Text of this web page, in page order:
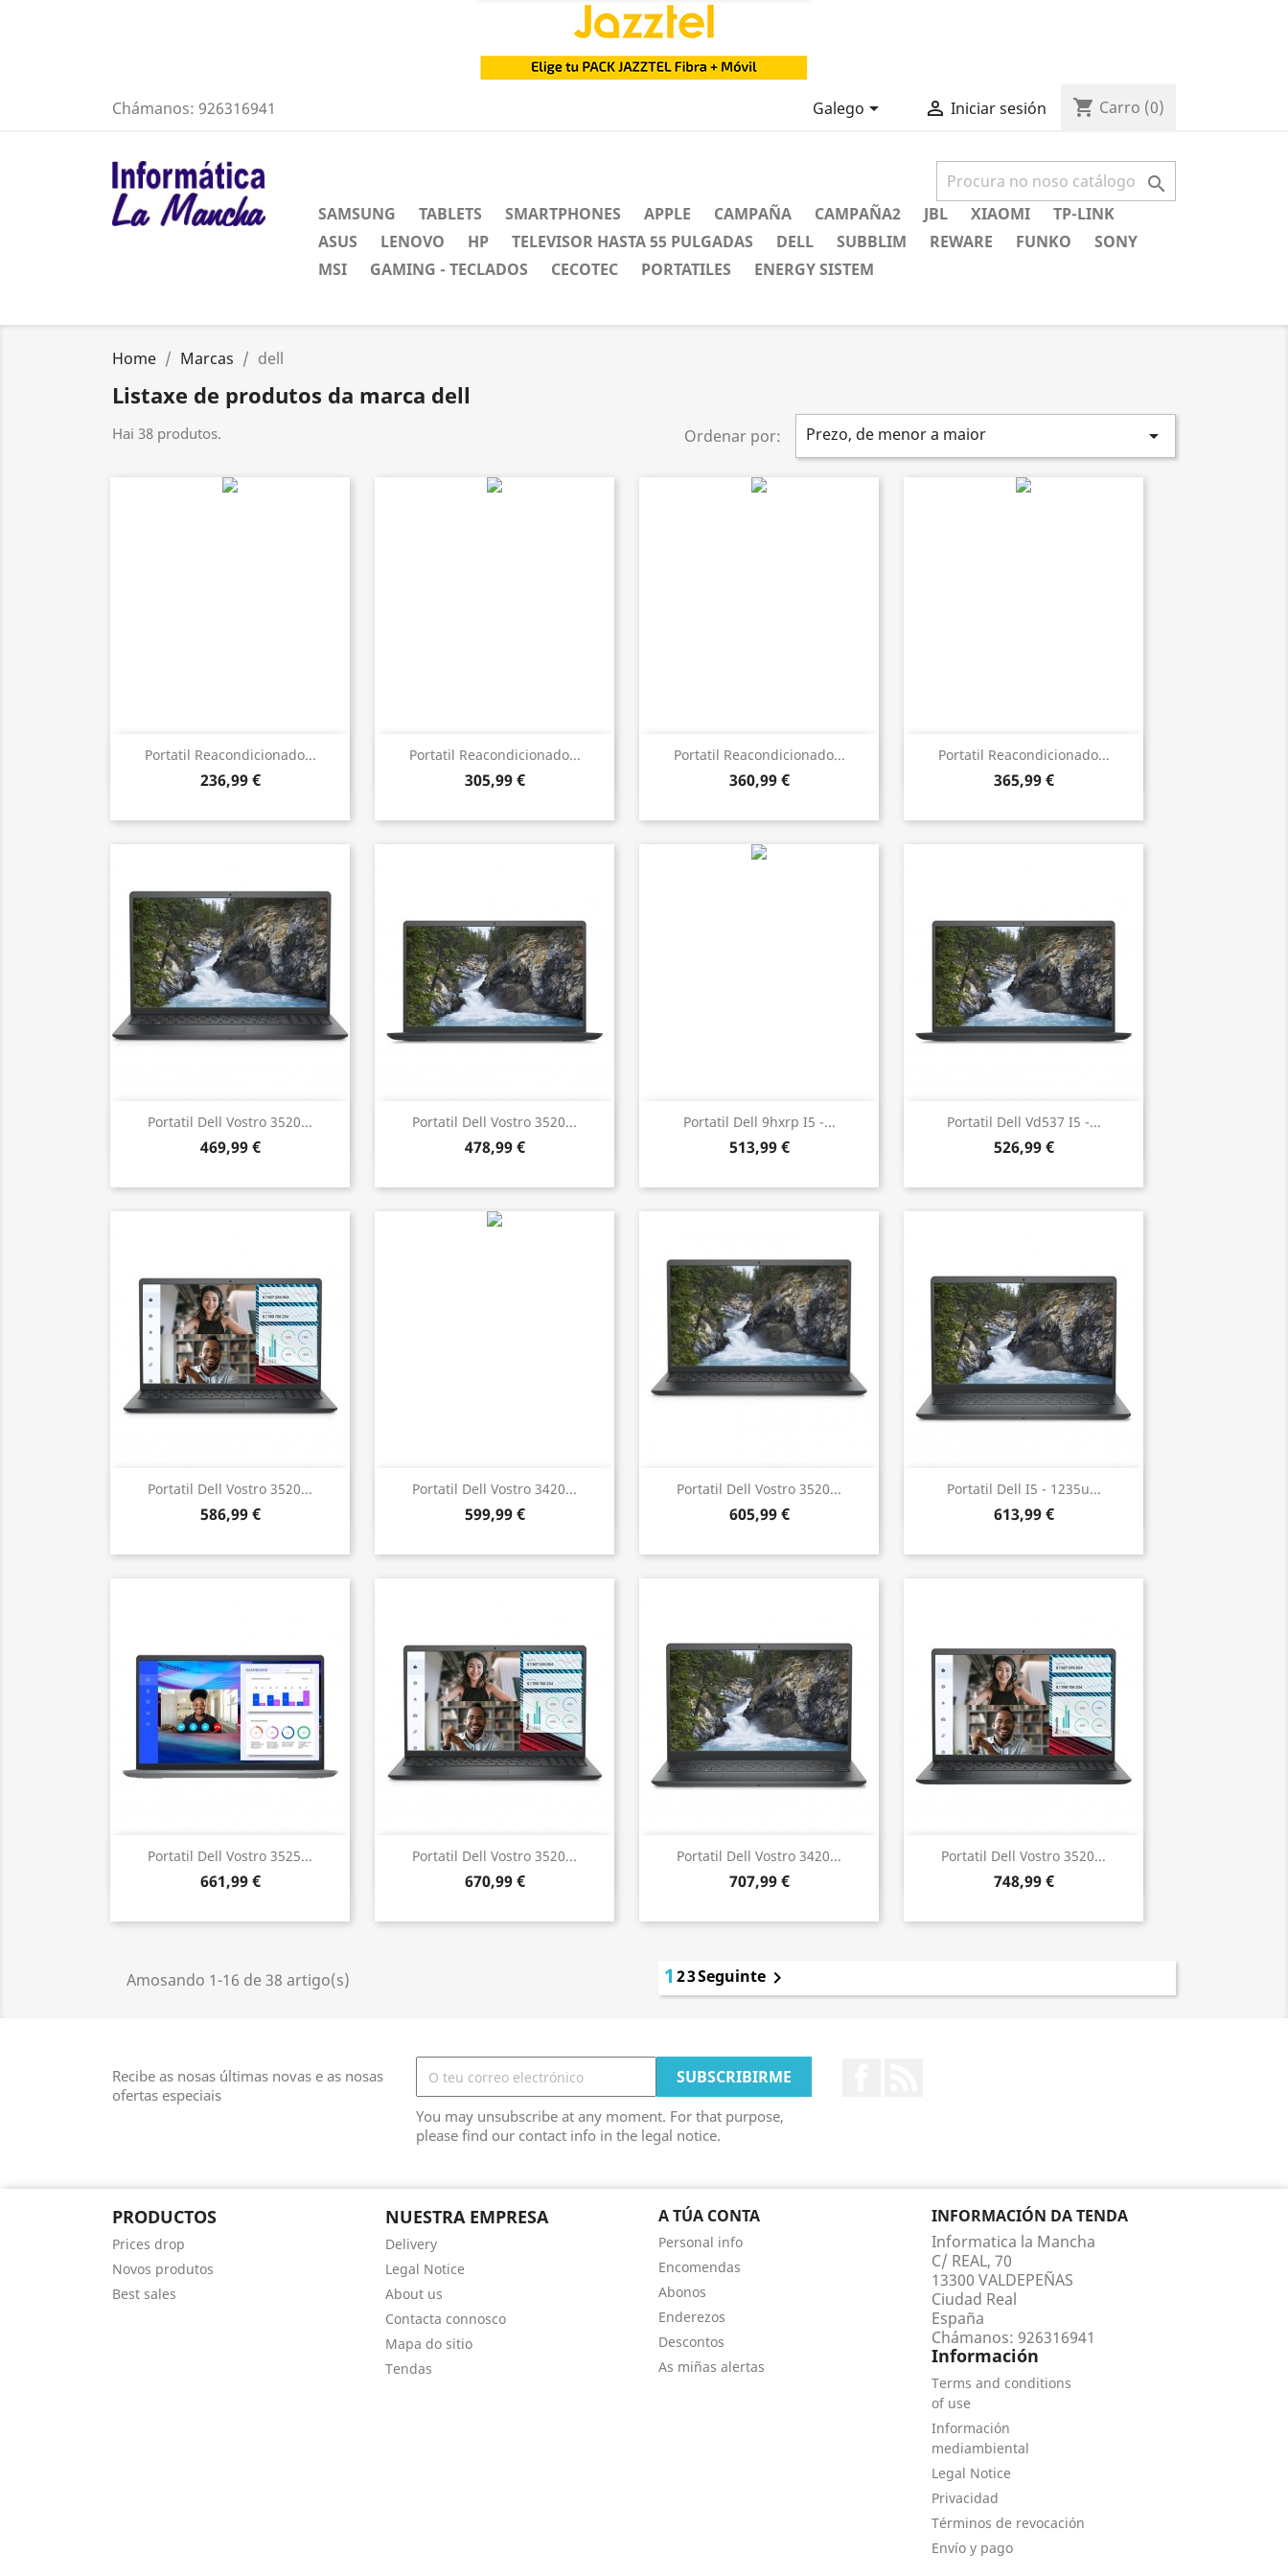
Chámanos: 926316941 Galego  Iniciar sesión shopping_cart Carro (0)

SAMSUNG TABLETS SMARTPHONES APPLE CAMPAÑA CAMPAÑA2 JBL XIAOMI
TP-LINK
ASUS
LENOVO HP TELEVISOR HASTA 55 PULGADAS DELL SUBBLIM REWARE FUNKO
SONY
MSI
GAMING - TECLADOS CECOTEC PORTATILES ENERGY SISTEM
Home Marcas dell
Listaxe de produtos da marca dell
Hai 38 produtos. Ordenar por: Prezo, de menor a maior 
Portatil Reacondicionado...
236,99 €
Vista rápida Portatil Reacondicionado...
305,99 €
Vista rápida Portatil Reacondicionado...
360,99 €
Vista rápida Portatil Reacondicionado...
365,99 €
Vista rápida
Portatil Dell Vostro 3520...
469,99 €
 Vista rápida Portatil Dell Vostro 3520...
478,99 €
 Vista rápida Portatil Dell 9hxrp I5 -...
513,99 €
Vista rápida Portatil Dell Vd537 I5 -...
526,99 €
Vista rápida
Portatil Dell Vostro 3520...
586,99 €
 Vista rápida Portatil Dell Vostro 3420...
599,99 €
 Vista rápida Portatil Dell Vostro 3520...
605,99 €
 Vista rápida Portatil Dell I5 - 1235u...
613,99 €
Vista rápida
Portatil Dell Vostro 3525...
661,99 €
 Vista rápida Portatil Dell Vostro 3520...
670,99 €
 Vista rápida Portatil Dell Vostro 3420...
707,99 €
 Vista rápida Portatil Dell Vostro 3520...
748,99 €
 Vista rápida
Amosando 1-16 de 38 artigo(s) 1 23Seguinte
Recibe as nosas últimas novas e as nosas
ofertas especiais
You may unsubscribe at any moment. For that purpose,
please find our contact info in the legal notice.
PRODUCTOS
Prices drop
Novos produtos
Best sales
NUESTRA EMPRESA
Delivery
Legal Notice
About us
Contacta connosco
Mapa do sitio
Tendas
A TÚA CONTA
Personal info
Encomendas
Abonos
Enderezos
Descontos
As miñas alertas
INFORMACIÓN DA TENDA
Informatica la Mancha
C/ REAL, 70
13300 VALDEPEÑAS
Ciudad Real
España
Chámanos: 926316941
Información
Terms and conditions
of use
Información
mediambiental
Legal Notice
Privacidad
Términos de revocación
Envío y pago